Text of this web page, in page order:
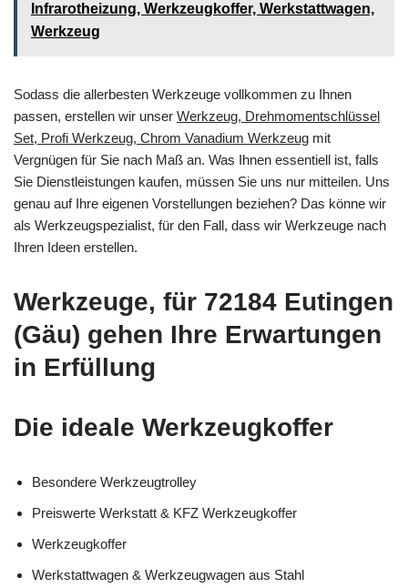
Infrarotheizung, Werkzeugkoffer, Werkstattwagen,
Werkzeug
Sodass die allerbesten Werkzeuge vollkommen zu Ihnen
passen, erstellen wir unser Werkzeug, Drehmomentschlüssel
Set, Profi Werkzeug, Chrom Vanadium Werkzeug mit
Vergnügen für Sie nach Maß an. Was Ihnen essentiell ist, falls
Sie Dienstleistungen kaufen, müssen Sie uns nur mitteilen. Uns
genau auf Ihre eigenen Vorstellungen beziehen? Das könne wir
als Werkzeugspezialist, für den Fall, dass wir Werkzeuge nach
Ihren Ideen erstellen.
Werkzeuge, für 72184 Eutingen
(Gäu) gehen Ihre Erwartungen
in Erfüllung
Die ideale Werkzeugkoffer
Besondere Werkzeugtrolley
Preiswerte Werkstatt & KFZ Werkzeugkoffer
Werkzeugkoffer
Werkstattwagen & Werkzeugwagen aus Stahl